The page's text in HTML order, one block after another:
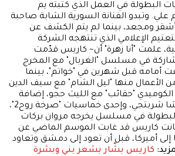
في العمل الذي كتبته يم
وتبدو الفنانة السورية الشابة صاحبة
ومجعد، بينما لم يتم الكشف عن
الإعلامي الذي تنتهجه الشركة
علمت "أنا زهرة" أن~ كاريس قدّمت
في مسلسل "الغربال" مع المخرج
أمامه قبل شهرين في "خواتم"، بينما
الأعمال منها "ليل الشام" مع سيف الدين
"حقائب" مع الليث حجو، إضافة
إلى "رق الحبيب" مع رشا شربتجي، وإحدى خماسيات "صرخة روح2"،
في مسلسل يخرجه مروان بركات
كاريس قد غابت الموسم الماضي عن
أميركا، قبل أن تعود إلى دمشق وتعاود
كاريس بشّار بشعر بني وبشرة